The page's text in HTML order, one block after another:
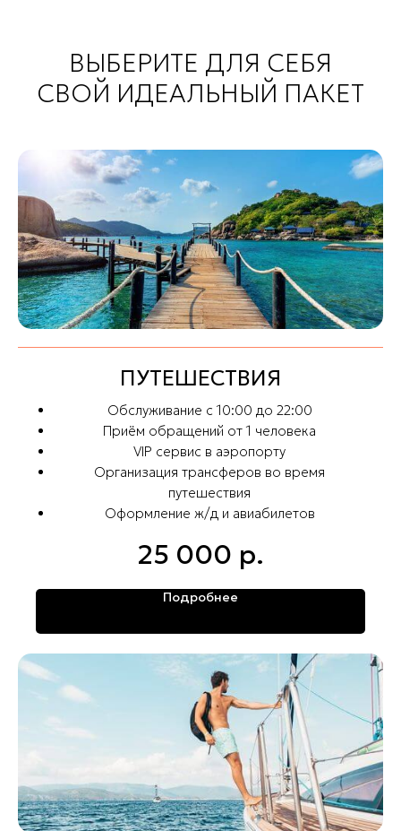
ВЫБЕРИТЕ ДЛЯ СЕБЯ
СВОЙ ИДЕАЛЬНЫЙ ПАКЕТ
ПУТЕШЕСТВИЯ
Обслуживание с 10:00 до 22:00
Приём обращений от 1 человека
VIP сервис в аэропорту
Организация трансферов во время
путешествия
Оформление ж/д и авиабилетов
25 000 р.
Подробнее